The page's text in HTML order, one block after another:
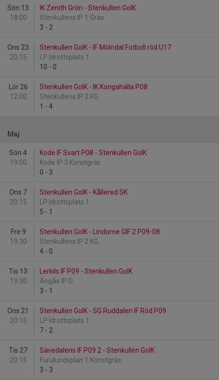
Sön 13
18:00
IK Zenith Grön - Stenkullen GoIK
Stenkullens IP 1 Gräs
3 - 2
Ons 23
20:15
Stenkullen GoIK - IF Mölndal Fotboll röd U17
LP Idrottsplats 1
10 - 0
Lör 26
12:00
Stenkullen GoIK - IK Kongahälla P08
Stenkullens IP 2 KG
1 - 4
Maj
Sön 4
19:00
Kode IF Svart P08 - Stenkullen GoIK
Kode IP 3 Konstgräs
0 - 3
Ons 7
20:15
Stenkullen GoIK - Kållered SK
LP Idrottsplats 1
5 - 1
Fre 9
19:30
Stenkullen GoIK - Lindome GIF 2 P09-08
Stenkullens IP 2 KG
4 - 0
Tis 13
19:30
Lerkils IF P09 - Stenkullen GoIK
Ängås IP D
3 - 1
Ons 21
20:15
Stenkullen GoIK - SG Ruddalen IF Röd P09
LP Idrottsplats 1
7 - 2
Tis 27
20:15
Sävedalens IF P09 2 - Stenkullen GoIK
Furulundsplan 1 Konstgräs
3 - 3